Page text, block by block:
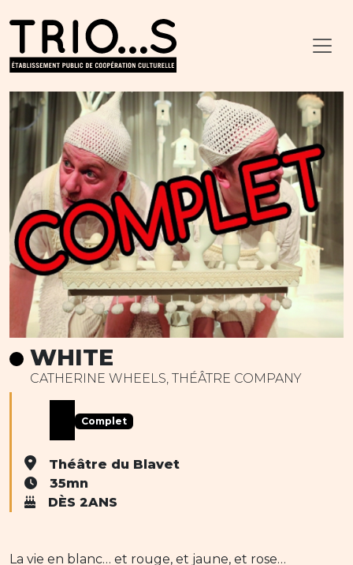
WHITE
CATHERINE WHEELS, THÉÂTRE COMPANY
Complet
Théâtre du Blavet
35mn
DÈS 2ANS
La vie en blanc… et rouge, et jaune, et rose…